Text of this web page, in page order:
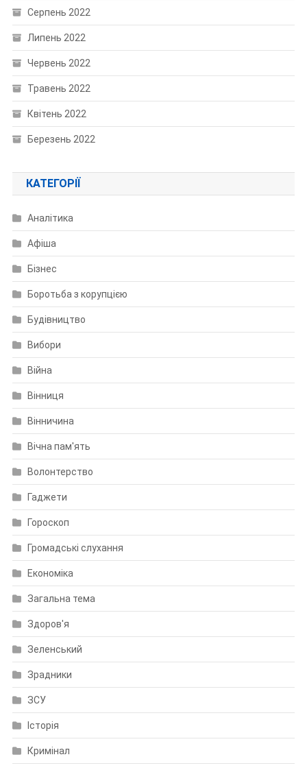
Серпень 2022
Липень 2022
Червень 2022
Травень 2022
Квітень 2022
Березень 2022
КАТЕГОРІЇ
Аналітика
Афіша
Бізнес
Боротьба з корупцією
Будівництво
Вибори
Війна
Вінниця
Вінничина
Вічна пам'ять
Волонтерство
Гаджети
Гороскоп
Громадські слухання
Економіка
Загальна тема
Здоров'я
Зеленський
Зрадники
ЗСУ
Історія
Кримінал